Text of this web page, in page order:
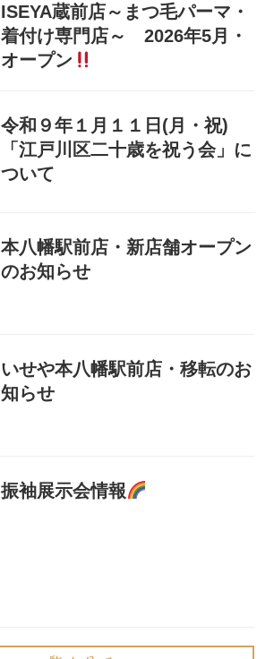
ISEYA蔵前店～まつ毛パーマ・
着付け専門店～ 2026年5月・
オープン
令和９年１月１１日(月・祝)
「江戸川区二十歳を祝う会」に
ついて
本八幡駅前店・新店舗オープン
のお知らせ
いせや本八幡駅前店・移転のお
知らせ
振袖展示会情報